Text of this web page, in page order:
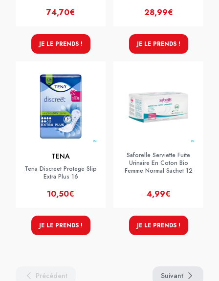
74,70€
JE LE PRENDS !
28,99€
JE LE PRENDS !
TENA
Tena Discreet Protege Slip
Extra Plus 16
10,50€
JE LE PRENDS !
Saforelle Serviette Fuite
Urinaire En Coton Bio
Femme Normal Sachet 12
4,99€
JE LE PRENDS !
Précédent Suivant